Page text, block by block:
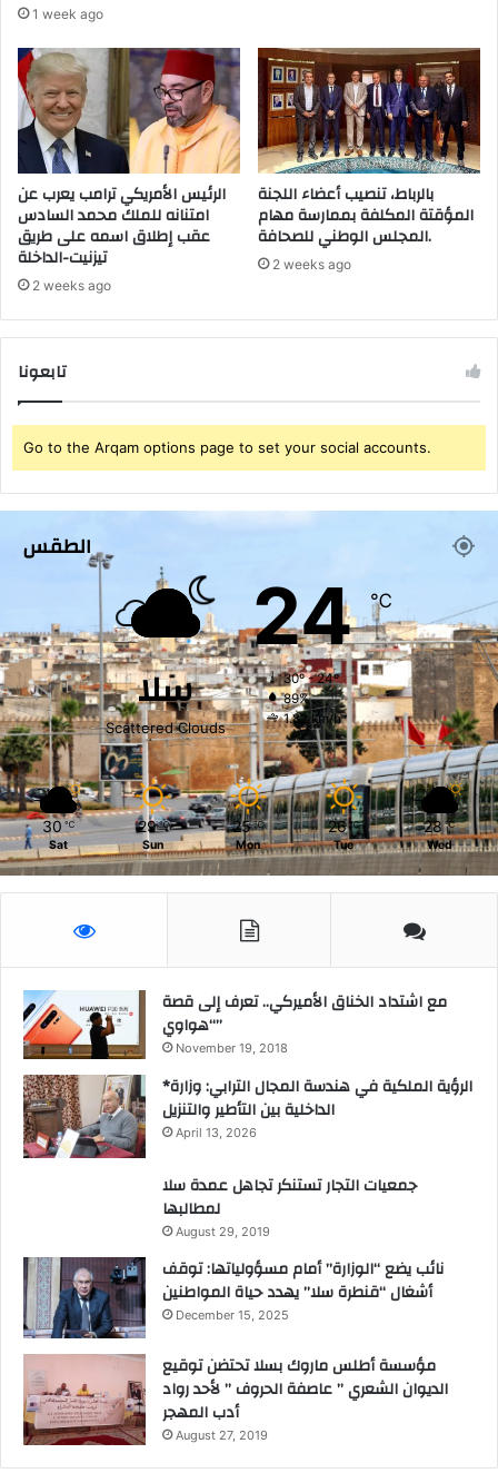
ب
ا
ف
ح
ص
م
ا
ل
ي
ف
ر
ي
ق
ل
ح
ا
ص
ة
ن
ت
ش
ا
ر
ر
و
ن
”
ب
ا
ن
ت
1 week ago
الرئيس الأمريكي ترامب يعرب عن
امتنانه للملك محمد السادس
عقب إطلاق اسمه على طريق
تيزنيت-الداخلة
2 weeks ago
بالرباط، تنصيب أعضاء اللجنة
المؤقتة المكلفة بممارسة مهام
المجلس الوطني للصحافة.
2 weeks ago
تابعونا
Go to the Arqam options page to set your social accounts.
الطقس
سلا
Scattered Clouds
24℃
30º - 24º
89%
1.82 km/h
30 ℃
Sat
29 ℃
Sun
25 ℃
Mon
26 ℃
Tue
28 ℃
Wed
مع اشتداد الخناق الأميركي.. تعرف إلى قصة
“هواوي”
November 19, 2018
*الرؤية الملكية في هندسة المجال الترابي: وزارة
الداخلية بين التأطير والتنزيل
April 13, 2026
جمعيات التجار تستنكر تجاهل عمدة سلا
لمطالبها
August 29, 2019
نائب يضع “الوزارة” أمام مسؤولياتها: توقف
أشغال “قنطرة سلا” يهدد حياة المواطنين
December 15, 2025
مؤسسة أطلس ماروك بسلا تحتضن توقيع
الديوان الشعري ” عاصفة الحروف ” لأحد رواد
أدب المهجر
August 27, 2019